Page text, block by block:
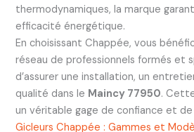
thermodynamiques, la marque
efficacité énergétique.
En choisissant Chappée, vous
réseau de professionnels formés et
d’assurer une installation, un
qualité dans le Maincy 77950.
un véritable gage de confiance et
Gicleurs Chappée : Gammes et